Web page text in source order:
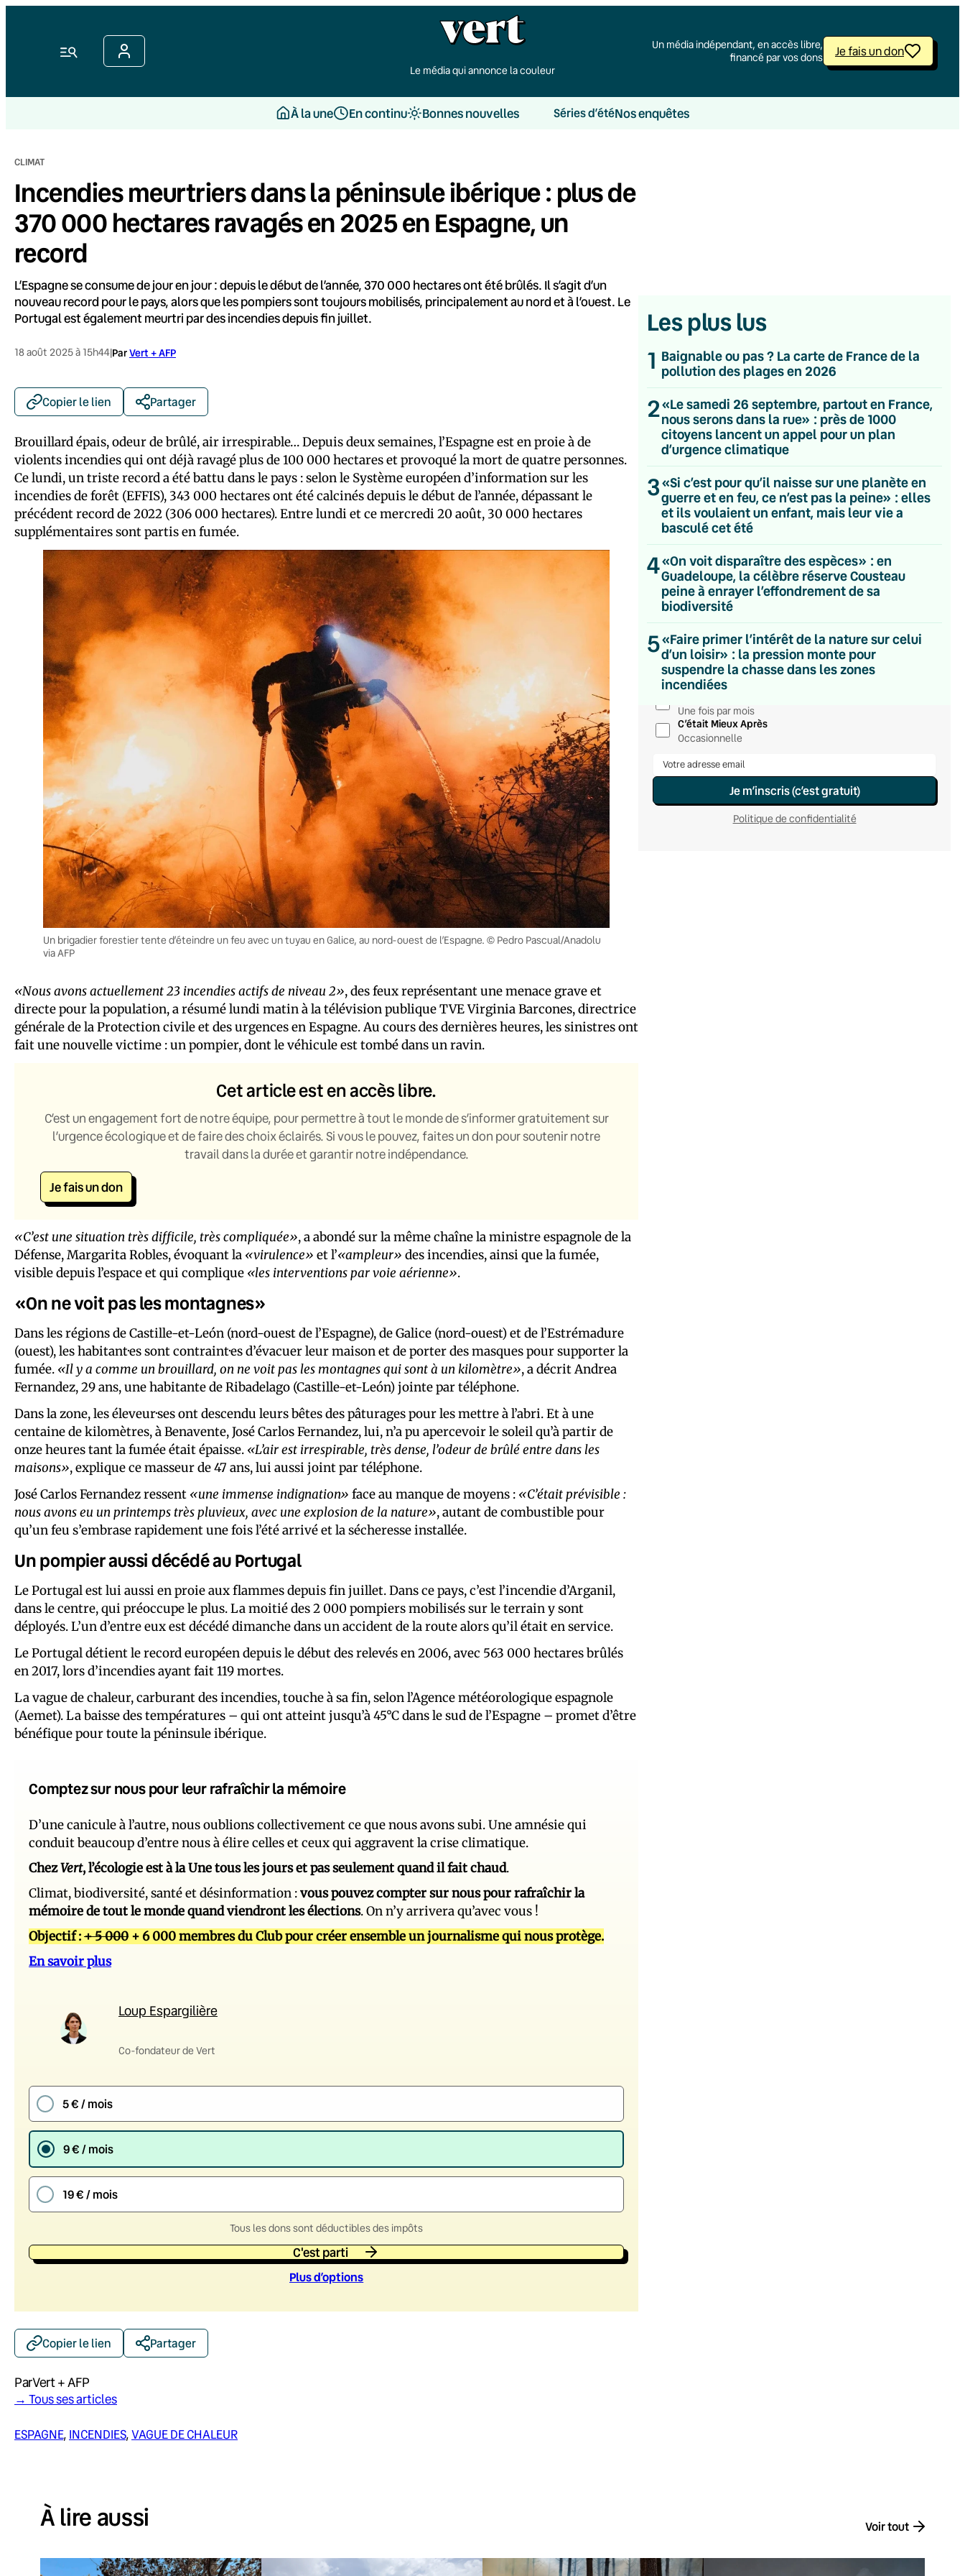
Menu
Le média qui annonce la couleur
Un média indépendant, en accès libre,
financé par vos dons
Je fais un don
À la une En continu Bonnes nouvelles Séries d’étéNos enquêtes
CLIMAT
Incendies meurtriers dans la péninsule ibérique : plus de
370 000 hectares ravagés en 2025 en Espagne, un
record
L’Espagne se consume de jour en jour : depuis le début de l’année, 370 000 hectares ont été brûlés. Il s’agit d’un
nouveau record pour le pays, alors que les pompiers sont toujours mobilisés, principalement au nord et à l’ouest. Le
Portugal est également meurtri par des incendies depuis fin juillet.
18 août 2025 à 15h44|ParVert + AFP
Copier le lien Partager
Brouillard épais, odeur de brûlé, air irrespirable… Depuis deux semaines, l’Espagne est en proie à de
violents incendies qui ont déjà ravagé plus de 100 000 hectares et provoqué la mort de quatre personnes.
Ce lundi, un triste record a été battu dans le pays : selon le Système européen d’information sur les
incendies de forêt (EFFIS), 343 000 hectares ont été calcinés depuis le début de l’année, dépassant le
précédent record de 2022 (306 000 hectares). Entre lundi et ce mercredi 20 août, 30 000 hectares
supplémentaires sont partis en fumée.
Un brigadier forestier tente d’éteindre un feu avec un tuyau en Galice, au nord-ouest de l’Espagne. © Pedro Pascual/Anadolu
via AFP
«Nous avons actuellement 23 incendies actifs de niveau 2», des feux représentant une menace grave et
directe pour la population, a résumé lundi matin à la télévision publique TVE Virginia Barcones, directrice
générale de la Protection civile et des urgences en Espagne. Au cours des dernières heures, les sinistres ont
fait une nouvelle victime : un pompier, dont le véhicule est tombé dans un ravin.
Cet article est en accès libre.
C’est un engagement fort de notre équipe, pour permettre à tout le monde de s’informer gratuitement sur
l’urgence écologique et de faire des choix éclairés. Si vous le pouvez, faites un don pour soutenir notre
travail dans la durée et garantir notre indépendance.
Je fais un don
«C’est une situation très difficile, très compliquée», a abondé sur la même chaîne la ministre espagnole de la
Défense, Margarita Robles, évoquant la «virulence» et l’«ampleur» des incendies, ainsi que la fumée,
visible depuis l’espace et qui complique «les interventions par voie aérienne».
«On ne voit pas les montagnes»
Dans les régions de Castille-et-León (nord-ouest de l’Espagne), de Galice (nord-ouest) et de l’Estrémadure
(ouest), les habitant·es sont contraint·es d’évacuer leur maison et de porter des masques pour supporter la
fumée. «Il y a comme un brouillard, on ne voit pas les montagnes qui sont à un kilomètre», a décrit Andrea
Fernandez, 29 ans, une habitante de Ribadelago (Castille-et-León) jointe par téléphone.
Dans la zone, les éleveur·ses ont descendu leurs bêtes des pâturages pour les mettre à l’abri. Et à une
centaine de kilomètres, à Benavente, José Carlos Fernandez, lui, n’a pu apercevoir le soleil qu’à partir de
onze heures tant la fumée était épaisse. «L’air est irrespirable, très dense, l’odeur de brûlé entre dans les
maisons», explique ce masseur de 47 ans, lui aussi joint par téléphone.
José Carlos Fernandez ressent «une immense indignation» face au manque de moyens : «C’était prévisible :
nous avons eu un printemps très pluvieux, avec une explosion de la nature», autant de combustible pour
qu’un feu s’embrase rapidement une fois l’été arrivé et la sécheresse installée.
Un pompier aussi décédé au Portugal
Le Portugal est lui aussi en proie aux flammes depuis fin juillet. Dans ce pays, c’est l’incendie d’Arganil,
dans le centre, qui préoccupe le plus. La moitié des 2 000 pompiers mobilisés sur le terrain y sont
déployés. L’un d’entre eux est décédé dimanche dans un accident de la route alors qu’il était en service.
Le Portugal détient le record européen depuis le début des relevés en 2006, avec 563 000 hectares brûlés
en 2017, lors d’incendies ayant fait 119 mort·es.
La vague de chaleur, carburant des incendies, touche à sa fin, selon l’Agence météorologique espagnole
(Aemet). La baisse des températures – qui ont atteint jusqu’à 45°C dans le sud de l’Espagne – promet d’être
bénéfique pour toute la péninsule ibérique.
Comptez sur nous pour leur rafraîchir la mémoire
D’une canicule à l’autre, nous oublions collectivement ce que nous avons subi. Une amnésie qui
conduit beaucoup d’entre nous à élire celles et ceux qui aggravent la crise climatique.
ChezVert, l’écologie est à la Une tous les jours et pas seulement quand il fait chaud.
Climat, biodiversité, santé et désinformation :vous pouvez compter sur nous pour rafraîchir la
mémoire de tout le monde quand viendront les élections. On n’y arrivera qu’avec vous !
Objectif :+ 5 000 + 6 000 membres du Club pour créer ensemble un journalisme qui nous protège.
En savoir plus
Loup Espargilière
Co-fondateur de Vert
5 € / mois
9 € / mois
19 € / mois
Tous les dons sont déductibles des impôts
C'est parti
Plus d’options
Copier le lien Partager
ParVert + AFP
→ Tous ses articles
ESPAGNE, INCENDIES, VAGUE DE CHALEUR
Les plus lus
1 Baignable ou pas ? La carte de France de la
pollution des plages en 2026
2«Le samedi 26 septembre, partout en France,
nous serons dans la rue» : près de 1000
citoyens lancent un appel pour un plan
d’urgence climatique
3«Si c’est pour qu’il naisse sur une planète en
guerre et en feu, ce n’est pas la peine» : elles
et ils voulaient un enfant, mais leur vie a
basculé cet été
4«On voit disparaître des espèces» : en
Guadeloupe, la célèbre réserve Cousteau
peine à enrayer l’effondrement de sa
biodiversité
5«Faire primer l’intérêt de la nature sur celui
d’un loisir» : la pression monte pour
suspendre la chasse dans les zones
incendiées
💌 Inscrivez-vous à nos newsletters
Quotidienne
Du lundi au vendredi
Hebdomadaire
Le samedi
Une fois par mois
C’était Mieux Après
Occasionnelle
Je m’inscris (c’est gratuit)
Politique de confidentialité
À lire aussi Voir tout